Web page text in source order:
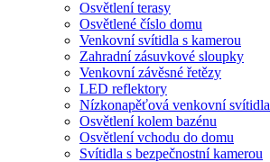
Osvětlení terasy
Osvětlené číslo domu
Venkovní svítidla s kamerou
Zahradní zásuvkové sloupky
Venkovní závěsné řetězy
LED reflektory
Nízkonapěťová venkovní svítidla
Osvětlení kolem bazénu
Osvětlení vchodu do domu
Svítidla s bezpečnostní kamerou